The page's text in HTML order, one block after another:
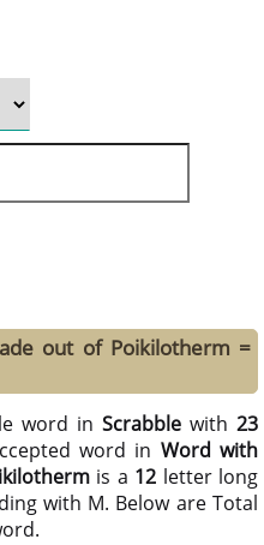
out of Poikilotherm =
word inScrabble with 23
word in Word with
is a 12 letter long
with M. Below are Total